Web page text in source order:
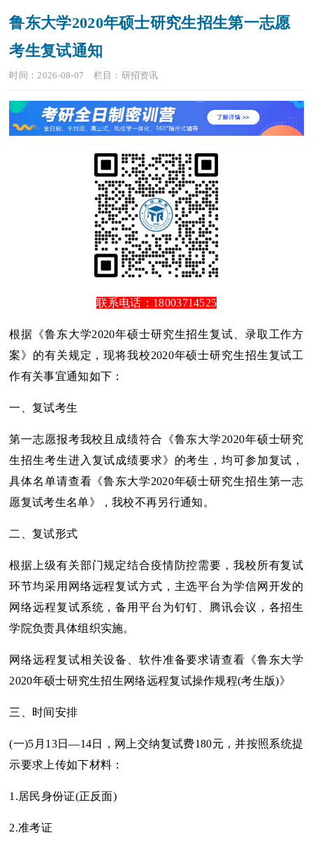
鲁东大学2020年硕士研究生招生第一志愿
考生复试通知
时间：2026-08-07 栏目： 研招资讯
联系电话：18003714525
根据《鲁东大学2020年硕士研究生招生复试、录取工作方
案》的有关规定，现将我校2020年硕士研究生招生复试工
作有关事宜通知如下：
一、复试考生
第一志愿报考我校且成绩符合《鲁东大学2020年硕士研究
生招生考生进入复试成绩要求》的考生，均可参加复试，
具体名单请查看《鲁东大学2020年硕士研究生招生第一志
愿复试考生名单》，我校不再另行通知。
二、复试形式
根据上级有关部门规定结合疫情防控需要，我校所有复试
环节均采用网络远程复试方式，主选平台为学信网开发的
网络远程复试系统，备用平台为钉钉、腾讯会议，各招生
学院负责具体组织实施。
网络远程复试相关设备、软件准备要求请查看《鲁东大学
2020年硕士研究生招生网络远程复试操作规程(考生版)》
三、时间安排
(一)5月13日—14日，网上交纳复试费180元，并按照系统提
示要求上传如下材料：
1.居民身份证(正反面)
2.准考证